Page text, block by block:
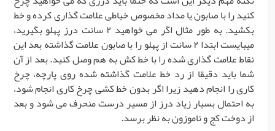
کنید را با صابون یا مداد مخصوص خیاطی علامت گذاری کرده و خط
بکشید. به طور مثال اگر می خواهید ۲ سانت درز پهلو بگیرید،
میبایست ابتدا ۲ سانت از پهلو را با صابون علامت گذاشته بعد این
نقاط علامت گذاری شده را با خط کش به هم وصل کنید. بعد از آن
شما باید دقیقا از رد خط علامت گذاشته شده روی پارچه، چرخ
کاری را انجام دهید زیرا اگر بدون خط کشی چرخ کاری انجام شود،
به احتمال بسیار زیاد درز از مسیر درست منحرف می شود و بعد
از دوخت کج و ناموزون به نظر برسد.